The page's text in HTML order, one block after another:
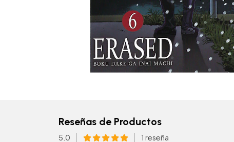
Reseñas de Productos
5.0 1 reseña